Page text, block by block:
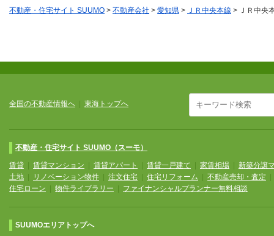
不動産・住宅サイト SUUMO > 不動産会社 > 愛知県 > ＪＲ中央本線 > ＪＲ中央
全国の不動産情報へ 東海トップへ
不動産・住宅サイト SUUMO（スーモ）
賃貸 賃貸マンション 賃貸アパート 賃貸一戸建て 家賃相場
新築分譲
土地
リノベーション物件 注文住宅 住宅リフォーム 不動産売却・査定
住宅ローン
物件ライブラリー ファイナンシャルプランナー無料相談
SUUMOエリアトップへ